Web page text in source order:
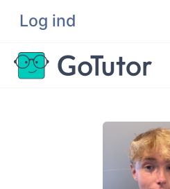
Log ind
Søg
Lektiehjælp
Hjælp til ordblinde